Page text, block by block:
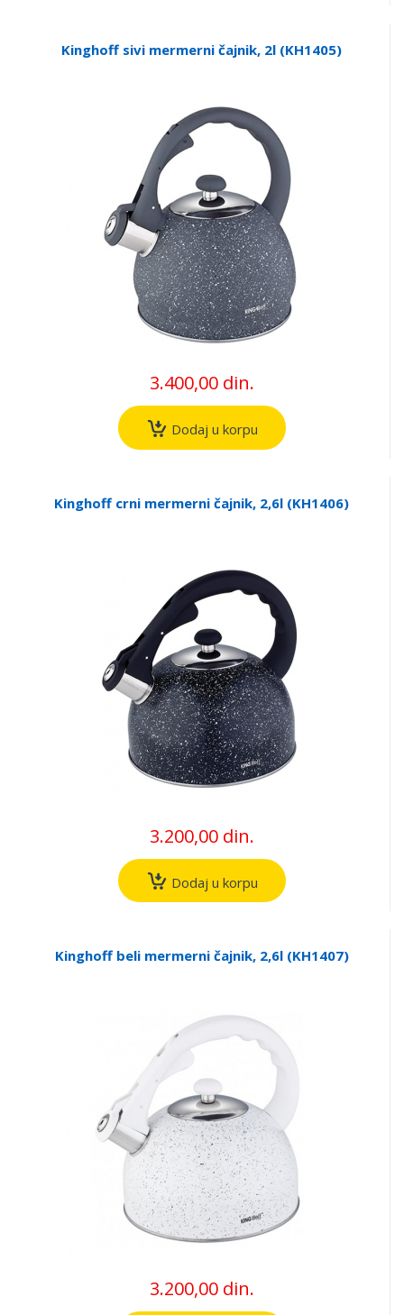
Kinghoff sivi mermerni čajnik, 2l (KH1405)
3.400,00 din.
Dodaj u korpu
Kinghoff crni mermerni čajnik, 2,6l (KH1406)
3.200,00 din.
Dodaj u korpu
Kinghoff beli mermerni čajnik, 2,6l (KH1407)
3.200,00 din.